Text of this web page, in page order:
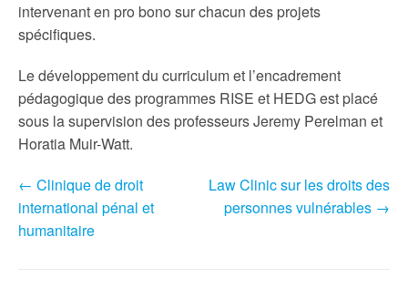
intervenant en pro bono sur chacun des projets
spécifiques.
Le développement du curriculum et l’encadrement
pédagogique des programmes RISE et HEDG est placé
sous la supervision des professeurs Jeremy Perelman et
Horatia Muir-Watt.
N
a
← Clinique de droit
international pénal et
humanitaire
Law Clinic sur les droits des
personnes vulnérables →